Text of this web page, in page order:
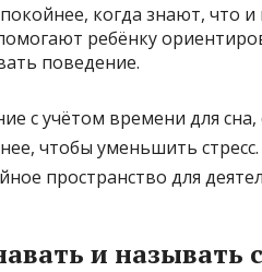
когда знают, что и
ребёнку
поведение.
с учётом времени для
чтобы уменьшить стресс.
пространство для
и называть